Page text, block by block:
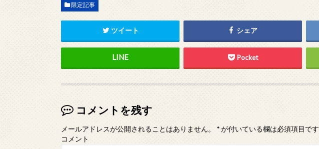
限定記事
ツイート シェア
Pocket
コメントを残す
メールアドレスが公開されることはありません。 *が付いている欄は必須項目です
コメント